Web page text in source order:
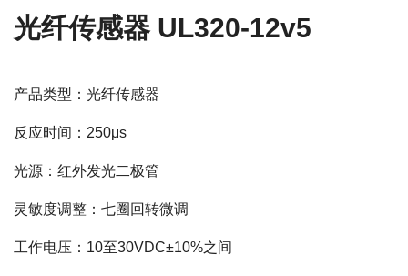
光纤传感器 UL320-12v5
产品类型：光纤传感器
反应时间：250μs
光源：红外发光二极管
灵敏度调整：七圈回转微调
工作电压：10至30VDC±10%之间